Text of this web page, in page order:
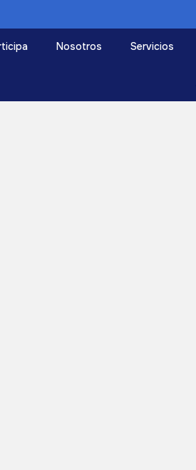
Nosotros Servicios